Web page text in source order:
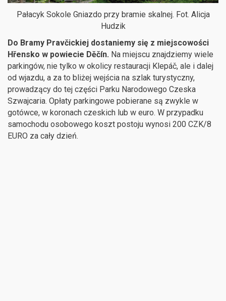
Pałacyk Sokole Gniazdo przy bramie skalnej. Fot. Alicja
Hudzik
Do Bramy Pravčickiej dostaniemy się z miejscowości
Hřensko w powiecie Děčín. Na miejscu znajdziemy wiele
parkingów, nie tylko w okolicy restauracji Klepáč, ale i dalej
od wjazdu, a za to bliżej wejścia na szlak turystyczny,
prowadzący do tej części Parku Narodowego Czeska
Szwajcaria. Opłaty parkingowe pobierane są zwykle w
gotówce, w koronach czeskich lub w euro. W przypadku
samochodu osobowego koszt postoju wynosi 200 CZK/8
EURO za cały dzień.